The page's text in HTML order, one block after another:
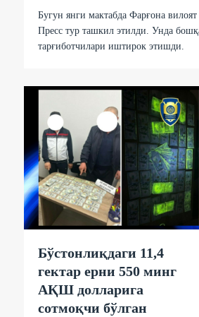
Бугун янги мактабда Фарғона
Пресс тур ташкил этилди. Унда
тарғиботчилари иштирок этишди.
Бўстонлиқдаги 11,4
гектар ерни 550 минг
АҚШ долларига
сотмоқчи бўлган